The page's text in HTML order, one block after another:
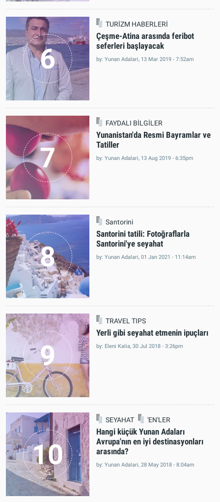
6
TURİZM HABERLERİ
Çeşme-Atina arasında feribot
seferleri başlayacak
by: Yunan Adalari, 13 Mar 2019 - 7:52am
7
FAYDALI BİLGİLER
Yunanistan'da Resmi Bayramlar ve
Tatiller
by: Yunan Adalari, 13 Aug 2019 - 6:35pm
8
Santorini
Santorini tatili: Fotoğraflarla
Santorini'ye seyahat
by: Yunan Adalari, 01 Jan 2021 - 11:14am
9
TRAVEL TIPS
Yerli gibi seyahat etmenin ipuçları
by: Eleni Kalia, 30 Jul 2018 - 3:26pm
10
SEYAHAT 'EN'LER
Hangi küçük Yunan Adaları
Avrupa'nın en iyi destinasyonları
arasında?
by: Yunan Adalari, 28 May 2018 - 8:04am